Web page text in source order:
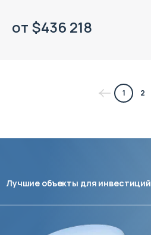
от $436 218
1 2
Лучшие объекты для инвестиций